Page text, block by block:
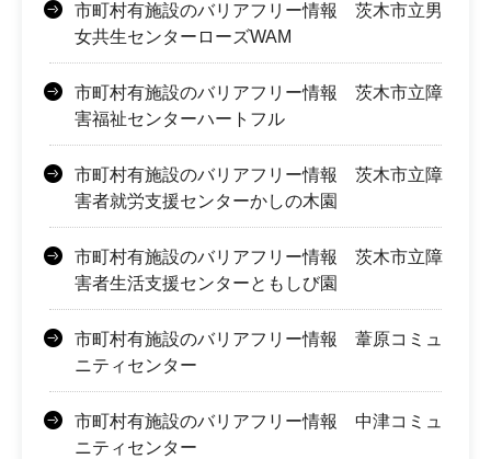
市町村有施設のバリアフリー情報 茨木市立男
女共生センターローズWAM
市町村有施設のバリアフリー情報 茨木市立障
害福祉センターハートフル
市町村有施設のバリアフリー情報 茨木市立障
害者就労支援センターかしの木園
市町村有施設のバリアフリー情報 茨木市立障
害者生活支援センターともしび園
市町村有施設のバリアフリー情報 葦原コミュ
ニティセンター
市町村有施設のバリアフリー情報 中津コミュ
ニティセンター